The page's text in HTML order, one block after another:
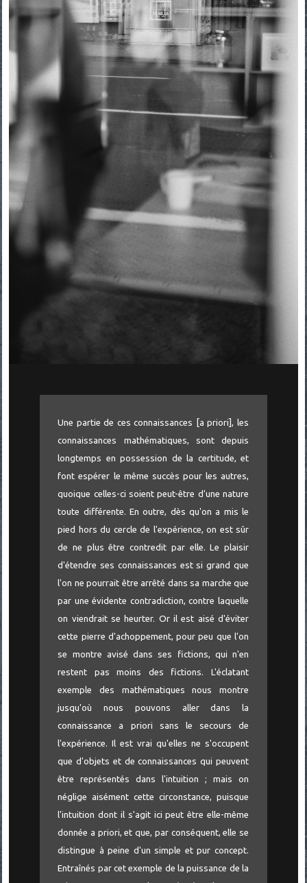
Une partie de ces connaissances [a priori], les
connaissances mathématiques, sont depuis
longtemps en possession de la certitude, et
font espérer le même succès pour les autres,
quoique celles-ci soient peut-être d'une nature
toute différente. En outre, dès qu'on a mis le
pied hors du cercle de l'expérience, on est sûr
de ne plus être contredit par elle. Le plaisir
d'étendre ses connaissances est si grand que
l'on ne pourrait être arrêté dans sa marche que
par une évidente contradiction, contre laquelle
on viendrait se heurter. Or il est aisé d'éviter
cette pierre d'achoppement, pour peu que l'on
se montre avisé dans ses fictions, qui n'en
restent pas moins des fictions. L'éclatant
exemple des mathématiques nous montre
jusqu'où nous pouvons aller dans la
connaissance a priori sans le secours de
l'expérience. Il est vrai qu'elles ne s'occupent
que d'objets et de connaissances qui peuvent
être représentés dans l'intuition ; mais on
néglige aisément cette circonstance, puisque
l'intuition dont il s'agit ici peut être elle-même
donnée a priori, et que, par conséquent, elle se
distingue à peine d'un simple et pur concept.
Entraînés par cet exemple de la puissance de la